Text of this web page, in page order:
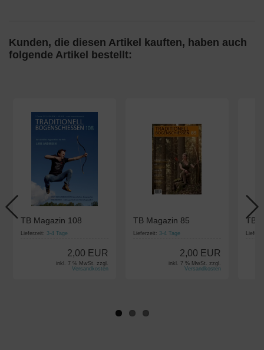
Kunden, die diesen Artikel kauften, haben auch
folgende Artikel bestellt:
TB Magazin 108
Lieferzeit: 3-4 Tage
2,00 EUR
inkl. 7 % MwSt. zzgl.
Versandkosten
TB Magazin 85
Lieferzeit: 3-4 Tage
2,00 EUR
inkl. 7 % MwSt. zzgl.
Versandkosten
TB